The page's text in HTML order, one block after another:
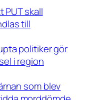
PUT skall
till
politiker gör
i region
som blev